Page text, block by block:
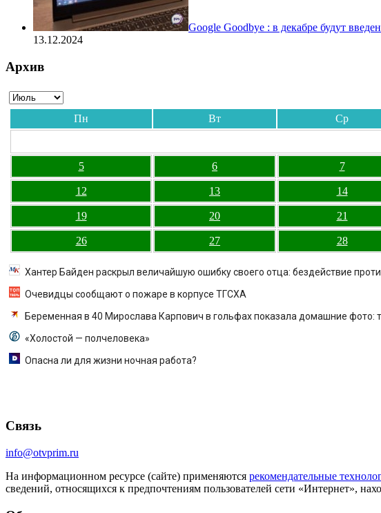
Google Goodbye : в декабре будут
13.12.2024
Архив
Пн Вт Ср
5 6 7
12 13 14
19 20 21
26 27 28
Хантер Байден раскрыл величайшую ошибку своего отца: бездействие
Очевидцы сообщают о пожаре в корпусе ТГСХА
Беременная в 40 Мирослава Карпович в гольфах показала домашние фото:
«Холостой — полчеловека»
Опасна ли для жизни ночная работа?
Связь
info@otvprim.ru
На информационном ресурсе (сайте) применяются рекомендательные
сведений, относящихся к предпочтениям пользователей сети «Интернет»,